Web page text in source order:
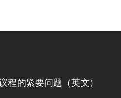
程的紧要问题（英文）